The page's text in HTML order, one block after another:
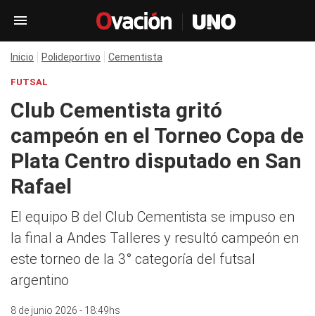
Inicio Polideportivo Cementista
FUTSAL
Club Cementista gritó
campeón en el Torneo Copa de
Plata Centro disputado en San
Rafael
El equipo B del Club Cementista se impuso en
la final a Andes Talleres y resultó campeón en
este torneo de la 3° categoría del futsal
argentino
8 de junio 2026 - 18:49hs